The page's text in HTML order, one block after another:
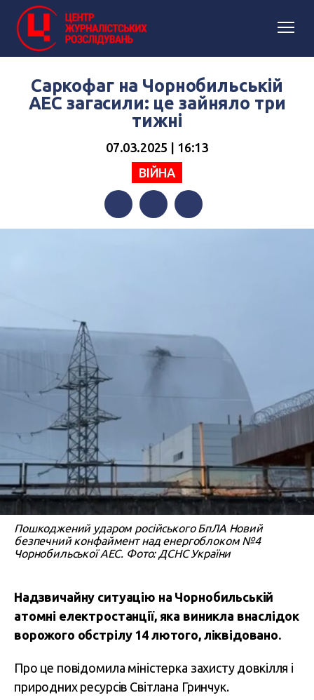
Саркофаг на Чорнобильській
АЕС загасили: це зайняло три
тижні
07.03.2025 | 16:13
ВІЙНА
FacebookTwitterTelegram
Пошкоджений ударом російського БпЛА Новий
безпечний конфаймент над енергоблоком №4
Чорнобильської АЕС. Фото: ДСНС України
Надзвичайну ситуацію на Чорнобильській
атомні електростанції, яка виникла внаслідок
ворожого обстрілу 14 лютого, ліквідовано.
Про це повідомила міністерка захисту довкілля і
природних ресурсів Світлана Гринчук.